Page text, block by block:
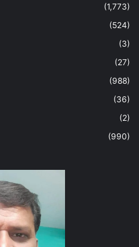
(1,773)
(524)
(3)
(27)
(988)
(36)
(2)
(990)